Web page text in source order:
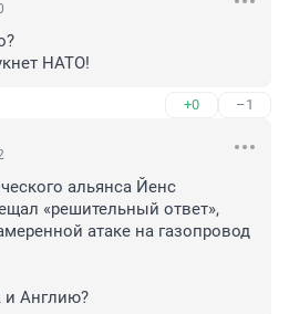
НАТО!
+0 –1
альянса Йенс
«решительный ответ»,
атаке на газопровод
Англию?